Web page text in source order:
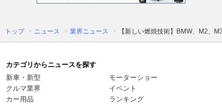
トップ ニュース 業界ニュース 【新しい燃焼技術】BMW、M2、
カテゴリからニュースを探す
新車・新型
クルマ業界
カー用品
モーターショー
イベント
ランキング